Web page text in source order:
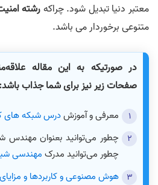
معتبر دنیا تبدیل شود. چراکهرشته
متنوعی برخوردار می باشد.
در صورتیکه به این مقاله
صفحات زیر نیز برای شما جذاب باشد:
معرفی و آموزشدرس شبکه های
چطور می‌توانید بعنوان مهندس
چطور می‌توانید مدرک مهندسی
هوش مصنوعی و کاربردها و